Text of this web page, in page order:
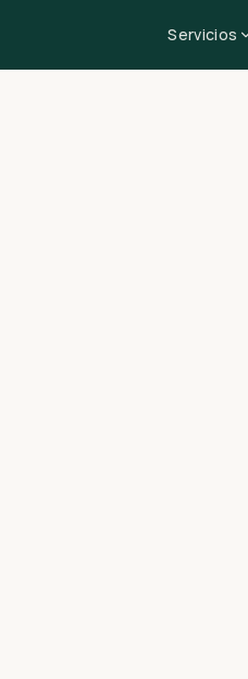
Servicios